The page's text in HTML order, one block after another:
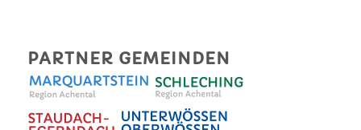
PARTNER GEMEINDEN